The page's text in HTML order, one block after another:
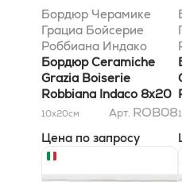
Бордюр Черамике
Грациа Бойсерие
Роббиана Индако
8x20
Бордюр Ceramiche
Grazia Boiserie
Robbiana Indaco 8x20
10x20см Арт. ROB08
Цена по запросу